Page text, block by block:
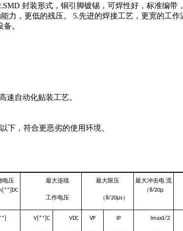
封装形式，铜引脚镀锡，可焊性好，标准编
力，更低的残压。 5.先进的焊接工艺，更宽的工
。
速自动化贴装工艺。
下，符合更恶劣的使用环境。
电压 最大连续
工作电压
最大限压
（8/20μs）
最大冲击电 流
（8/20μ
V[**]C VDC VP IP Imax1/2